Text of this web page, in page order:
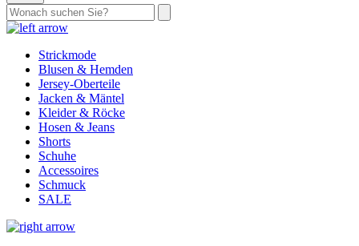
Strickmode
Blusen & Hemden
Jersey-Oberteile
Jacken & Mäntel
Kleider & Röcke
Hosen & Jeans
Shorts
Schuhe
Accessoires
Schmuck
SALE